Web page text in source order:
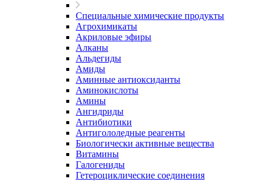
Специальные химические продукты
Агрохимикаты
Акриловые эфиры
Алканы
Альдегиды
Амиды
Аминные антиоксиданты
Аминокислоты
Амины
Ангидриды
Антибиотики
Антигололедные реагенты
Биологически активные вещества
Витамины
Галогениды
Гетероциклические соединения